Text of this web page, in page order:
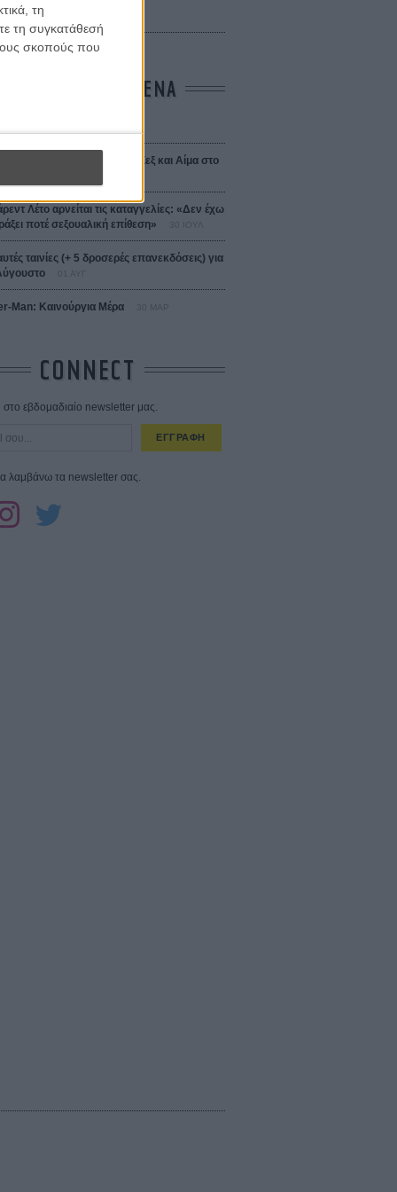
τη
τη συγκατάθεσή
σκοπούς που
(The Moneymaker)
ΤΑ ΠΙΟ ΔΙΑΒΑΣΜΕΝΑ
Date! Δείτε πρώτοι το «Σεξ και Αίμα στο
Λέτο αρνείται τις καταγγελίες: «Δεν έχω
ποτέ σεξουαλική επίθεση»
ταινίες (+ 5 δροσερές επανεκδόσεις) για
Man: Καινούργια Μέρα 30 ΜΑΡ
CONNECT
εβδομαδιαίο newsletter μας.
ΕΓΓΡΑΦΗ
λαμβάνω τα newsletter σας.